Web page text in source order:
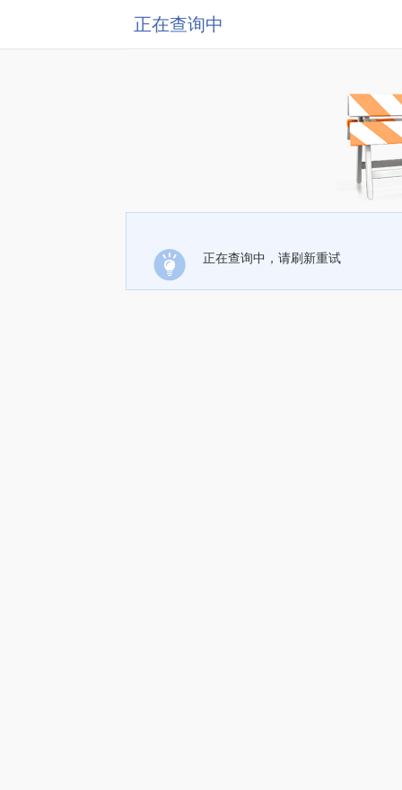
正在查询中
正在查询中，请刷新重试